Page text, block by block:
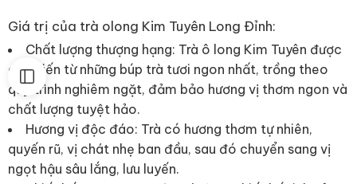
Giá trị của trà olong Kim Tuyên Long Đỉnh:
Chất lượng thượng hạng: Trà ô long Kim Tuyên được
chế biến từ những búp trà tươi ngon nhất, trồng theo
quy trình nghiêm ngặt, đảm bảo hương vị thơm ngon và
chất lượng tuyệt hảo.
Hương vị độc đáo: Trà có hương thơm tự nhiên,
quyến rũ, vị chát nhẹ ban đầu, sau đó chuyển sang vị
ngọt hậu sâu lắng, lưu luyến.